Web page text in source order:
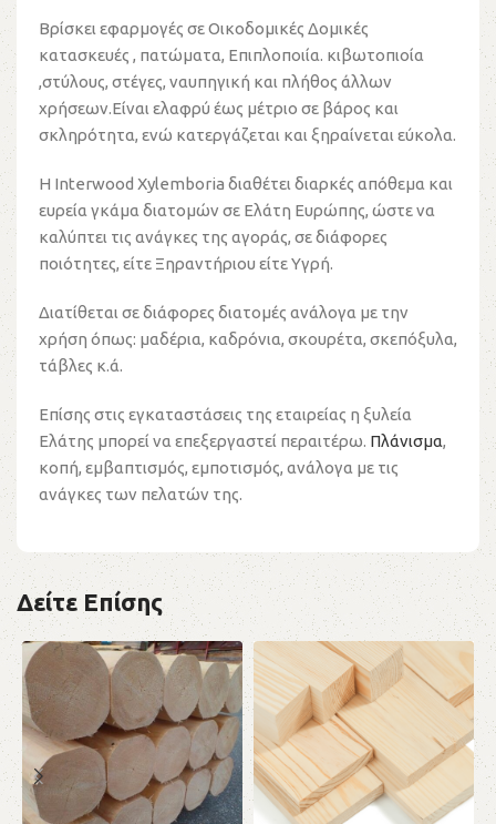
Βρίσκει εφαρμογές σε Οικοδομικές Δομικές
κατασκευές , πατώματα, Επιπλοποιία. κιβωτοπιοία
,στύλους, στέγες, ναυπηγική και πλήθος άλλων
χρήσεων.Είναι ελαφρύ έως μέτριο σε βάρος και
σκληρότητα, ενώ κατεργάζεται και ξηραίνεται εύκολα.
Η Interwood Xylemboria διαθέτει διαρκές απόθεμα και
ευρεία γκάμα διατομών σε Ελάτη Ευρώπης, ώστε να
καλύπτει τις ανάγκες της αγοράς, σε διάφορες
ποιότητες, είτε Ξηραντήριου είτε Υγρή.
Διατίθεται σε διάφορες διατομές ανάλογα με την
χρήση όπως: μαδέρια, καδρόνια, σκουρέτα, σκεπόξυλα,
τάβλες κ.ά.
Επίσης στις εγκαταστάσεις της εταιρείας η ξυλεία
Ελάτης μπορεί να επεξεργαστεί περαιτέρω. Πλάνισμα,
κοπή, εμβαπτισμός, εμποτισμός, ανάλογα με τις
ανάγκες των πελατών της.
Δείτε Επίσης